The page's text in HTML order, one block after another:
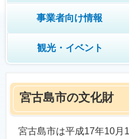
事業者向け情報
観光・イベント
宮古島市の文化財
宮古島市は平成17年10月